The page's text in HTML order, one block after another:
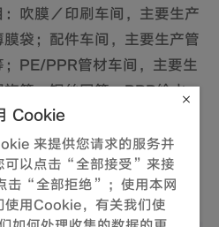
吹膜／印刷车间，主要生产
袋；配件车间，主要生产管
PE/PPR管材车间，主要生
管、钢丝网管、PPR给水
双壁波纹管等；PVC管材
排水、线槽、线管等。
路198号【查看地图】
Cookie
来提供您请求的服务并
可以点击“全部接受”来接
击“全部拒绝”；使用本网
使用Cookie，有关我们使